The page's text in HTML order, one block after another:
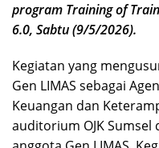
program Training of
6.0, Sabtu (9/5/2026).
Kegiatan yang
Gen LIMAS sebagai
Keuangan dan
auditorium OJK